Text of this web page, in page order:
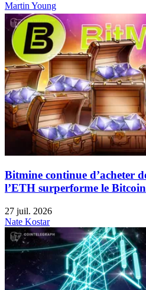
Martin Young
Bitmine continue d’acheter
l’ETH surperforme le Bitcoin
27 juil. 2026
Nate Kostar